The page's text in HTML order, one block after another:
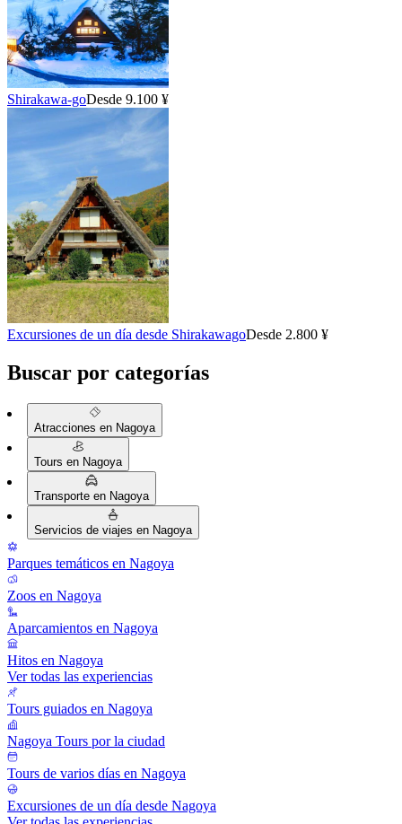
Shirakawa-goDesde 9.100 ¥
Excursiones de un día desde ShirakawagoDesde 2.800 ¥
Buscar por categorías
Atracciones en Nagoya
Tours en Nagoya
Transporte en Nagoya
Servicios de viajes en Nagoya
Parques temáticos en Nagoya
Zoos en Nagoya
Aparcamientos en Nagoya
Hitos en Nagoya
Ver todas las experiencias
Tours guiados en Nagoya
Nagoya Tours por la ciudad
Tours de varios días en Nagoya
Excursiones de un día desde Nagoya